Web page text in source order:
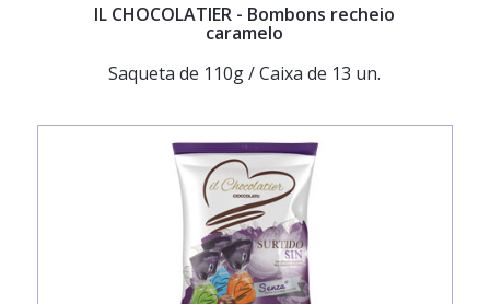
IL CHOCOLATIER - Bombons recheio
caramelo
Saqueta de 110g / Caixa de 13 un.